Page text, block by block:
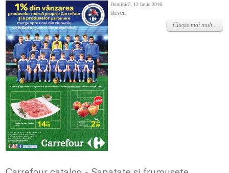
Duminică, 12 Iunie 2016
steven
Citeşte mai mult...